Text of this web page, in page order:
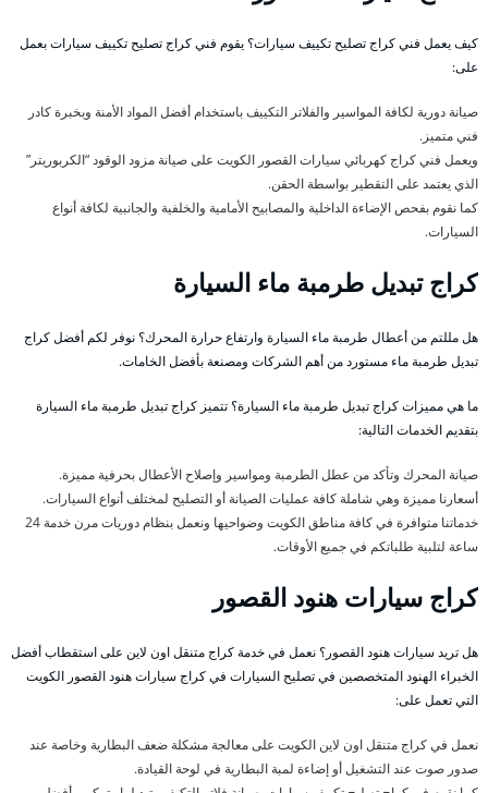
كيف يعمل فني كراج تصليح تكييف سيارات؟ يقوم فني كراج تصليح تكييف سيارات بعمل
على:
صيانة دورية لكافة المواسير والفلاتر التكييف باستخدام أفضل المواد الأمنة وبخبرة كادر
فني متميز.
ويعمل فني كراج كهربائي سيارات القصور الكويت على صيانة مزود الوقود “الكربوريتر”
الذي يعتمد على التقطير بواسطة الحقن.
كما نقوم بفحص الإضاءة الداخلية والمصابيح الأمامية والخلفية والجانبية لكافة أنواع
السيارات.
كراج تبديل طرمبة ماء السيارة
هل مللتم من أعطال طرمبة ماء السيارة وارتفاع حرارة المحرك؟ نوفر لكم أفضل كراج
تبديل طرمبة ماء مستورد من أهم الشركات ومصنعة بأفضل الخامات.
ما هي مميزات كراج تبديل طرمبة ماء السيارة؟ تتميز كراج تبديل طرمبة ماء السيارة
بتقديم الخدمات التالية:
صيانة المحرك وتأكد من عطل الطرمبة ومواسير وإصلاح الأعطال بحرفية مميزة.
أسعارنا مميزة وهي شاملة كافة عمليات الصيانة أو التصليح لمختلف أنواع السيارات.
خدماتنا متوافرة في كافة مناطق الكويت وضواحيها ونعمل بنظام دوريات مرن خدمة 24
ساعة لتلبية طلباتكم في جميع الأوقات.
كراج سيارات هنود القصور
هل تريد سيارات هنود القصور؟ نعمل في خدمة كراج متنقل اون لاين على استقطاب أفضل
الخبراء الهنود المتخصصين في تصليح السيارات في كراج سيارات هنود القصور الكويت
التي تعمل على:
نعمل في كراج متنقل اون لاين الكويت على معالجة مشكلة ضعف البطارية وخاصة عند
صدور صوت عند التشغيل أو إضاءة لمبة البطارية في لوحة القيادة.